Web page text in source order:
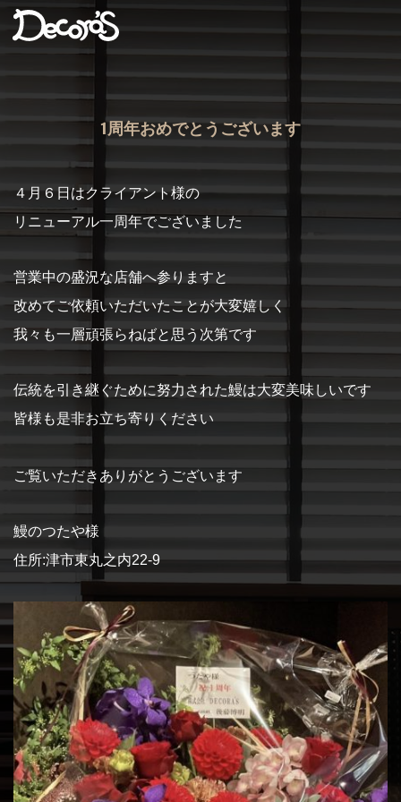
1周年おめでとうございます
４月６日はクライアント様の
リニューアル一周年でございました
営業中の盛況な店舗へ参りますと
改めてご依頼いただいたことが大変嬉しく
我々も一層頑張らねばと思う次第です
伝統を引き継ぐために努力された鰻は大変美味しいです
皆様も是非お立ち寄りください
ご覧いただきありがとうございます
鰻のつたや様
住所:津市東丸之内22-9